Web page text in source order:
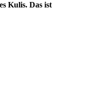
Kulis. Das ist